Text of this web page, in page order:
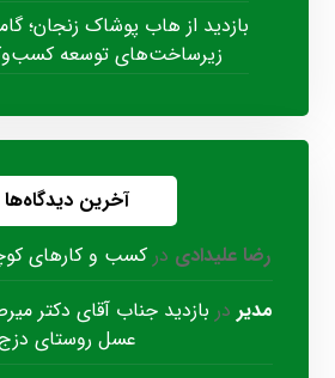
بازدید از هاب پوشاک زنجان؛
زیرساخت‌های توسعه
آخرین دیدگاه‌ها
رضا علیدادی در کسب و کارهای
مدیر در بازدید جناب آقای دکتر
عسل روستای